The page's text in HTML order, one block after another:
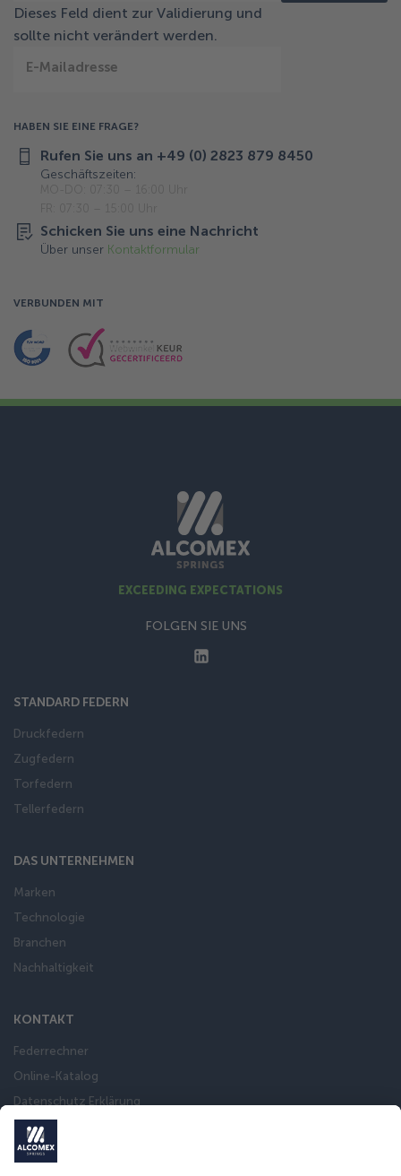
Dieses Feld dient zur Validierung und
sollte nicht verändert werden.
E-Mailadresse
HABEN SIE EINE FRAGE?
Rufen Sie uns an +49 (0) 2823 879 8450
Geschäftszeiten:
Schicken Sie uns eine Nachricht
Über unser Kontaktformular
VERBUNDEN MIT
EXCEEDING EXPECTATIONS
FOLGEN SIE UNS
STANDARD FEDERN
Druckfedern
Zugfedern
Torfedern
Tellerfedern
DAS UNTERNEHMEN
Marken
Technologie
Branchen
Nachhaltigkeit
KONTAKT
Federrechner
Online-Katalog
Datenschutz Erklärung
Impressum
Allgemeine Verkaufsbedingungen